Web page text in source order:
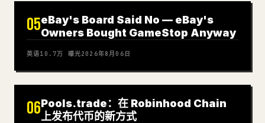
05eBay's Board Said No — eBay's
Owners Bought GameStop Anyway
英语10.7万 曝光2026年8月06日
06Pools.trade：在 Robinhood Chain
上发布代币的新方式